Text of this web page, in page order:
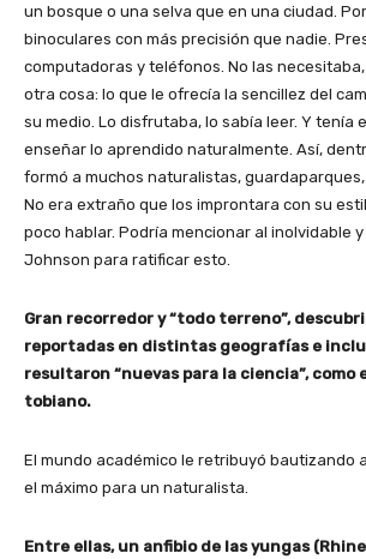
un bosque o una selva que en una ciudad.
binoculares con más precisión que nadie.
computadoras y teléfonos. No las
otra cosa: lo que le ofrecía la sencillez del
su medio. Lo disfrutaba, lo sabía leer. Y tenía
enseñar lo aprendido naturalmente. Así,
formó a muchos naturalistas, guardaparques,
No era extraño que los improntara con su
poco hablar. Podría mencionar al inolvidable
Johnson para ratificar esto.
Gran recorredor y “todo terreno”,
reportadas en distintas geografías e
resultaron “nuevas para la ciencia”, como
tobiano.
El mundo académico le retribuyó bautizando
el máximo para un naturalista.
Entre ellas, un anfibio de las yungas